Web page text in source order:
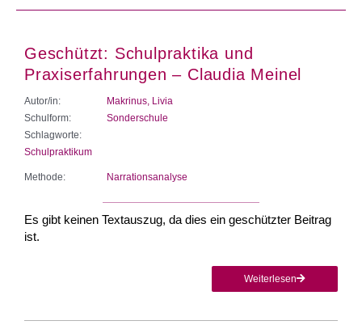
Geschützt: Schulpraktika und
Praxiserfahrungen – Claudia Meinel
Autor/in:
Makrinus, Livia
Schulform:
Sonderschule
Schlagworte:
Schulpraktikum
Methode: Narrationsanalyse
Es gibt keinen Textauszug, da dies ein geschützter Beitrag
ist.
Weiterlesen